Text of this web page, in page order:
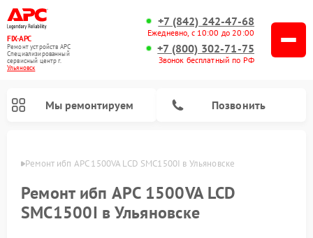
FIX-APC
Ремонт устройств APC
Специализированный
cервисный центр г.
Ульяновск
+7 (842) 242-47-68
Ежедневно, с 10:00 до 20:00
+7 (800) 302-71-75
Звонок бесплатный по РФ
Мы ремонтируем Позвонить
Ремонт ибп APC 1500VA LCD SMC1500I в Ульяновске
Ремонт ибп APC 1500VA LCD
SMC1500I в Ульяновске